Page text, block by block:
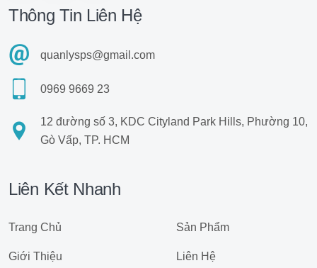
Thông Tin Liên Hệ
quanlysps@gmail.com
0969 9669 23
12 đường số 3, KDC Cityland Park Hills, Phường 10,
Gò Vấp, TP. HCM
Liên Kết Nhanh
Trang Chủ
Giới Thiệu
Sản Phẩm
Liên Hệ